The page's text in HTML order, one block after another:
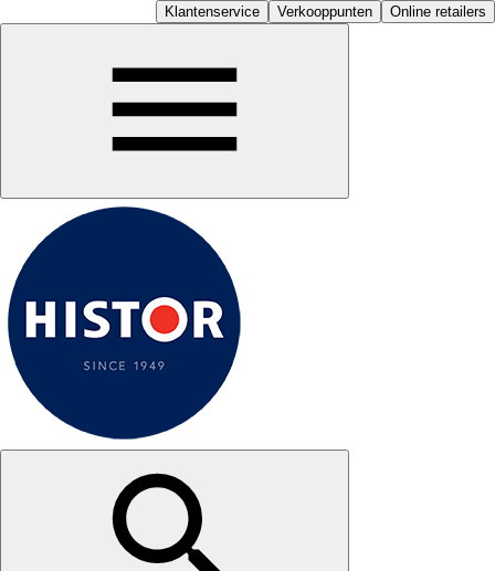
Klantenservice Verkooppunten Online retailers